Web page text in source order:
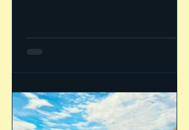
Dirk getestet. Die Intensität variiert dabei je nach